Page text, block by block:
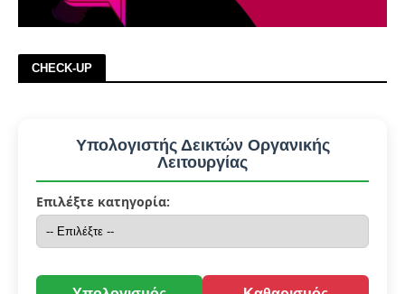
CHECK-UP
Υπολογιστής Δεικτών Οργανικής
Λειτουργίας
Επιλέξτε κατηγορία: